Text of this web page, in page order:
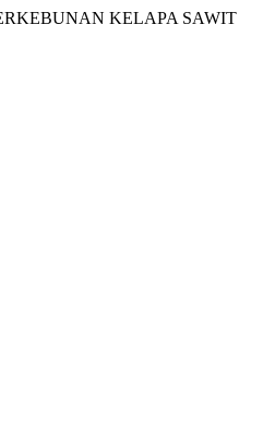
KELAPA SAWIT